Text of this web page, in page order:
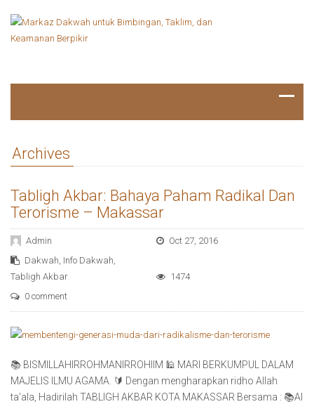
Archives
Tabligh Akbar: Bahaya Paham Radikal Dan
Terorisme – Makassar
Admin
Oct 27, 2016
Dakwah, Info Dakwah,
Tabligh Akbar
1474
0 comment
📚 BISMILLAHIRROHMANIRROHIIM 🕌 MARI BERKUMPUL DALAM
MAJELIS ILMU AGAMA. 🔰 Dengan mengharapkan ridho Allah
ta’ala, Hadirilah TABLIGH AKBAR KOTA MAKASSAR Bersama : 📚Al